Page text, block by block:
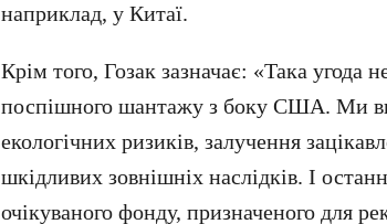
наприклад, у Китаї.
Крім того, Гозак зазначає: «Така угода
поспішного шантажу з боку США. Ми
екологічних ризиків, залучення
шкідливих зовнішніх наслідків. І
очікуваного фонду, призначеного для